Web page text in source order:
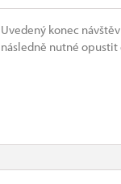
Uvedený konec
následně nutné opustit